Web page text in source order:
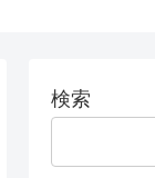
検索